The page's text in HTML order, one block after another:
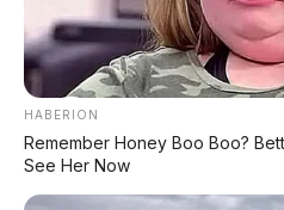
⚡ Leapmotor D99:
700 Km dengan
HABERION
Remember Honey Boo Boo?
See Her Now